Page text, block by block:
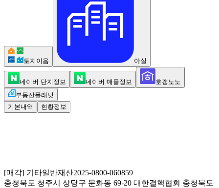
토지이음 아실
네이버 단지정보 네이버 매물정보
호갱노노
부동산플래닛
기본내역
현황정보
[매각] 기타일반재산2025-0800-060859
충청북도 청주시 상당구 문화동 69-20 대한결핵협회 충청북도